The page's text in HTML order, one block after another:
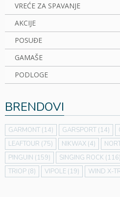
VREĆE ZA SPAVANJE
AKCIJE
POSUĐE
GAMAŠE
PODLOGE
BRENDOVI
GARMONT (14) GARSPORT (14)
LEAFTOUR (75) NIKWAX (4)
PINGUIN (159) SINGING ROCK (116)
TRIOP (8) VIPOLE (19) WIND X-